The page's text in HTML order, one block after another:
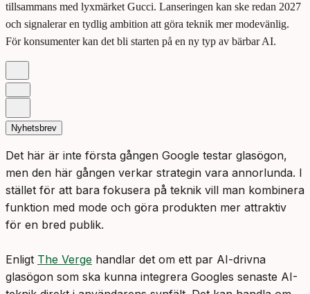
tillsammans med lyxmärket Gucci. Lanseringen kan ske redan 2027
och signalerar en tydlig ambition att göra teknik mer modevänlig.
För konsumenter kan det bli starten på en ny typ av bärbar AI.
Nyhetsbrev
Det här är inte första gången Google testar glasögon,
men den här gången verkar strategin vara annorlunda. I
stället för att bara fokusera på teknik vill man kombinera
funktion med mode och göra produkten mer attraktiv
för en bred publik.
Enligt The Verge handlar det om ett par AI-drivna
glasögon som ska kunna integrera Googles senaste AI-